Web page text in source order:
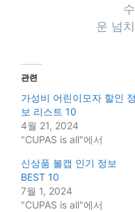
운 넘
관련
가성비 어린이모자 할인 정
보 리스트 10
4월 21, 2024
"CUPAS is all"에서
신상품 볼캡 인기 정보
BEST 10
7월 1, 2024
"CUPAS is all"에서